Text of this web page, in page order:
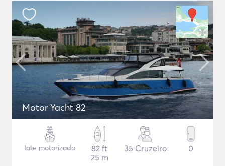
Motor Yacht 82
Iate motorizado
82 ft
25 m
35 Cruzeiro 0